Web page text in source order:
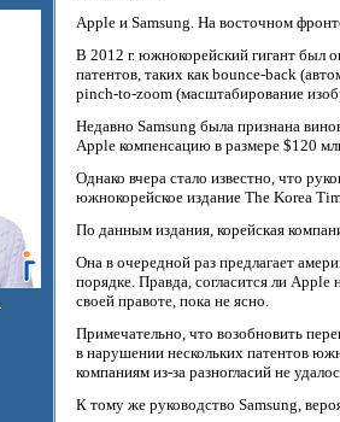
Apple и Samsung. На восточном
В 2012 г. южнокорейский гигант был
патентов, таких как bounce-back
pinch-to-zoom (масштабирование
Недавно Samsung была признана
Apple компенсацию в размере $120
Однако вчера стало известно, что
южнокорейское издание The Korea
По данным издания, корейская
Она в очередной раз предлагает
порядке. Правда, согласится ли Apple
своей правоте, пока не ясно.
Примечательно, что возобновить
в нарушении нескольких патентов
компаниям из-за разногласий не
К тому же руководство Samsung,